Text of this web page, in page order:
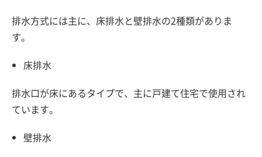
排水方式には主に、床排水と壁排水の2種類がありま
す。
床排水
排水口が床にあるタイプで、主に戸建て住宅で使用され
ています。
壁排水